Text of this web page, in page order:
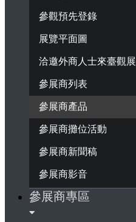
參觀預先登錄
展覽平面圖
洽邀外商人士來臺觀展
參展商列表
參展商產品
參展商攤位活動
參展商新聞稿
參展商影音
參展商專區